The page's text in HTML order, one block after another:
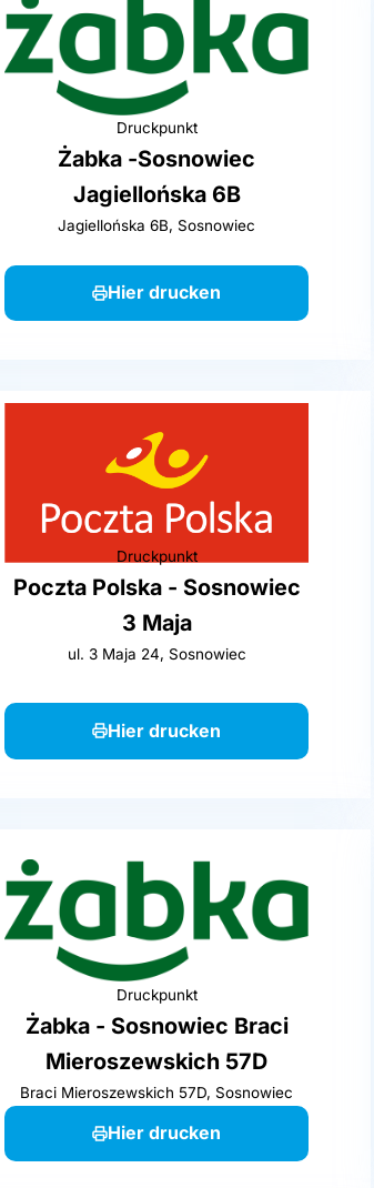
Druckpunkt
Żabka -Sosnowiec
Jagiellońska 6B
Jagiellońska 6B, Sosnowiec
Hier drucken
Druckpunkt
Poczta Polska - Sosnowiec
3 Maja
ul. 3 Maja 24, Sosnowiec
Hier drucken
Druckpunkt
Żabka - Sosnowiec Braci
Mieroszewskich 57D
Braci Mieroszewskich 57D, Sosnowiec
Hier drucken